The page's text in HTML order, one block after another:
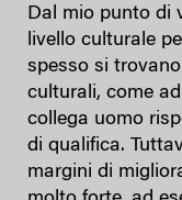
Dal mio punto di
livello culturale
spesso si
culturali, come
collega uomo
di qualifica.
margini di